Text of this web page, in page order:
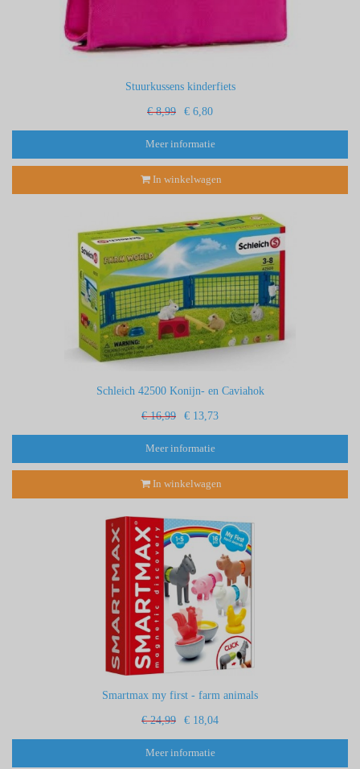
Stuurkussens kinderfiets
€ 8,99 € 6,80
Meer informatie
In winkelwagen
Schleich 42500 Konijn- en Caviahok
€ 16,99 € 13,73
Meer informatie
In winkelwagen
Smartmax my first - farm animals
€ 24,99 € 18,04
Meer informatie